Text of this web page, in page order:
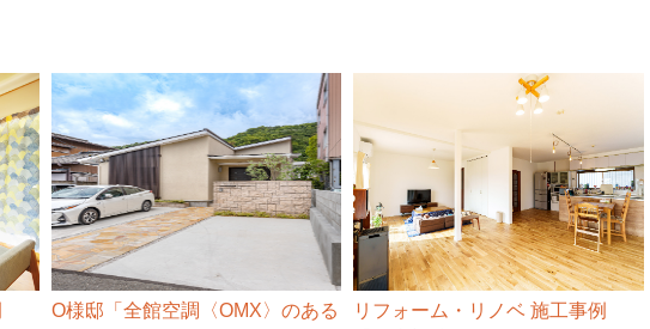
O様邸「全館空調〈OMX〉のある
リフォーム・リノベ 施工事例